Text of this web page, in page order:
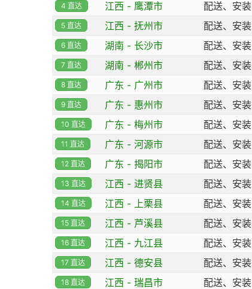
4 直达 江西 - 鹰潭市 配送、安装
5 直达 江西 - 抚州市 配送、安装
6 直达 湖南 - 长沙市 配送、安装
7 直达 湖南 - 郴州市 配送、安装
8 直达 广东 - 广州市 配送、安装
9 直达 广东 - 惠州市 配送、安装
10 直达 广东 - 梅州市 配送、安装
11 直达 广东 - 河源市 配送、安装
12 直达 广东 - 揭阳市 配送、安装
13 直达 江西 - 进贤县 配送、安装
14 直达 江西 - 上栗县 配送、安装
15 直达 江西 - 芦溪县 配送、安装
16 直达 江西 - 九江县 配送、安装
17 直达 江西 - 德安县 配送、安装
18 直达 江西 - 瑞昌市 配送、安装